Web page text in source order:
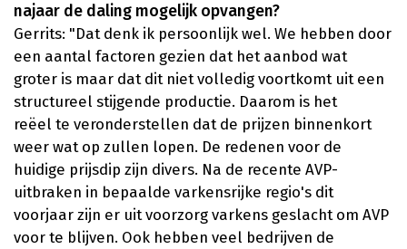
najaar de daling mogelijk opvangen?
Gerrits: "Dat denk ik persoonlijk wel. We hebben door
een aantal factoren gezien dat het aanbod wat
groter is maar dat dit niet volledig voortkomt uit een
structureel stijgende productie. Daarom is het
reëel te veronderstellen dat de prijzen binnenkort
weer wat op zullen lopen. De redenen voor de
huidige prijsdip zijn divers. Na de recente AVP-
uitbraken in bepaalde varkensrijke regio's dit
voorjaar zijn er uit voorzorg varkens geslacht om AVP
voor te blijven. Ook hebben veel bedrijven de